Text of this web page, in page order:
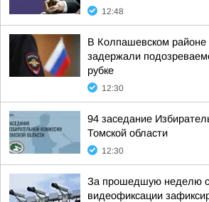
12:48
В Колпашевском районе
задержали
рубке
12:30
94 заседание
Томской области
12:30
За прошедшую неделю
видеофиксации